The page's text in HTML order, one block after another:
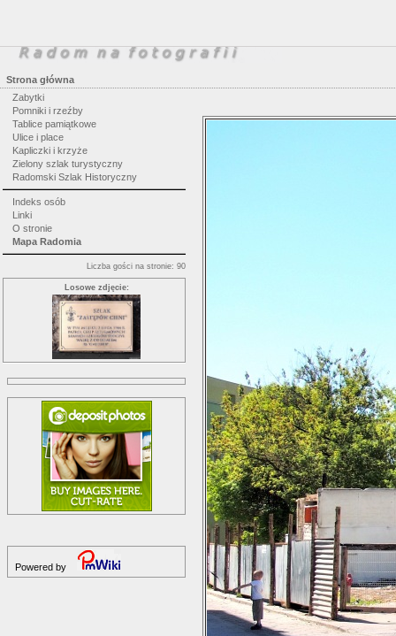
Strona główna
Zabytki
Pomniki i rzeźby
Tablice pamiątkowe
Ulice i place
Kapliczki i krzyże
Zielony szlak turystyczny
Radomski Szlak Historyczny
Indeks osób
Linki
O stronie
Mapa Radomia
Liczba gości na stronie: 90
Losowe zdjęcie:
Powered by